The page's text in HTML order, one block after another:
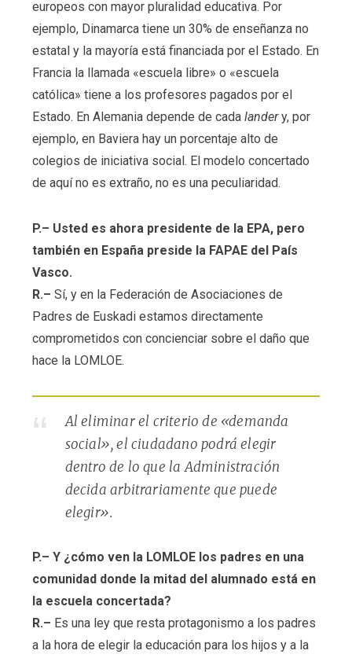
europeos con mayor pluralidad educativa. Por
ejemplo, Dinamarca tiene un 30% de enseñanza no
estatal y la mayoría está financiada por el Estado. En
Francia la llamada «escuela libre» o «escuela
católica» tiene a los profesores pagados por el
Estado. En Alemania depende de cada landery, por
ejemplo, en Baviera hay un porcentaje alto de
colegios de iniciativa social. El modelo concertado
de aquí no es extraño, no es una peculiaridad.
P.– Usted es ahora presidente de la EPA, pero
también en España preside la FAPAE del País
Vasco.
R.– Sí, y en la Federación de Asociaciones de
Padres de Euskadi estamos directamente
comprometidos con concienciar sobre el daño que
hace la LOMLOE.
Al eliminar el criterio de «demanda
social», el ciudadano podrá elegir
dentro de lo que la Administración
decida arbitrariamente que puede
elegir».
P.– Y ¿cómo ven la LOMLOE los padres en una
comunidad donde la mitad del alumnado está en
la escuela concertada?
R.– Es una ley que resta protagonismo a los padres
a la hora de elegir la educación para los hijos y a la